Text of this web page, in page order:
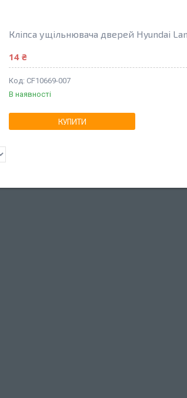
Кліпса ущільнювача дверей Hyundai
14 ₴
CF10669-007
В наявності
КУПИТИ